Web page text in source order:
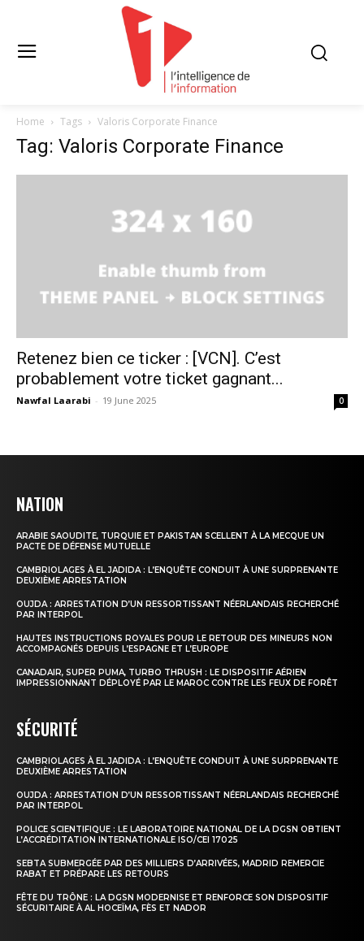
l'intelligence de
Home Tags Valoris Corporate Finance
Tag: Valoris Corporate Finance
Retenez bien ce ticker : [VCN]. C’est
probablement votre ticket gagnant...
Nawfal Laarabi - 19 June 2025 0
NATION
ARABIE SAOUDITE, TURQUIE ET PAKISTAN SCELLENT À LA MECQUE UN
PACTE DE DÉFENSE MUTUELLE
CAMBRIOLAGES À EL JADIDA : L’ENQUÊTE CONDUIT À UNE SURPRENANTE
DEUXIÈME ARRESTATION
OUJDA : ARRESTATION D’UN RESSORTISSANT NÉERLANDAIS RECHERCHÉ
PAR INTERPOL
HAUTES INSTRUCTIONS ROYALES POUR LE RETOUR DES MINEURS NON
ACCOMPAGNÉS DEPUIS L’ESPAGNE ET L’EUROPE
CANADAIR, SUPER PUMA, TURBO THRUSH : LE DISPOSITIF AÉRIEN
IMPRESSIONNANT DÉPLOYÉ PAR LE MAROC CONTRE LES FEUX DE FORÊT
SÉCURITÉ
CAMBRIOLAGES À EL JADIDA : L’ENQUÊTE CONDUIT À UNE SURPRENANTE
DEUXIÈME ARRESTATION
OUJDA : ARRESTATION D’UN RESSORTISSANT NÉERLANDAIS RECHERCHÉ
PAR INTERPOL
POLICE SCIENTIFIQUE : LE LABORATOIRE NATIONAL DE LA DGSN OBTIENT
L’ACCRÉDITATION INTERNATIONALE ISO/CEI 17025
SEBTA SUBMERGÉE PAR DES MILLIERS D’ARRIVÉES, MADRID REMERCIE
RABAT ET PRÉPARE LES RETOURS
FÊTE DU TRÔNE : LA DGSN MODERNISE ET RENFORCE SON DISPOSITIF
SÉCURITAIRE À AL HOCEÏMA, FÈS ET NADOR